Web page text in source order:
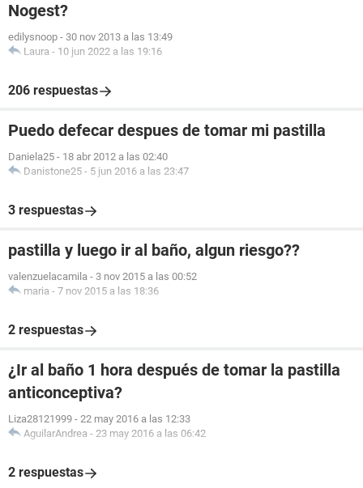
Nogest?
edilysnoop - 30 nov 2013 a las 13:49
Laura - 10 jun 2022 a las 19:16
206 respuestas
Puedo defecar despues de tomar mi pastilla
Daniela25 - 18 abr 2012 a las 02:40
Danistone25 - 5 jun 2016 a las 23:47
3 respuestas
pastilla y luego ir al baño, algun riesgo??
valenzuelacamila - 3 nov 2015 a las 00:52
maria - 7 nov 2015 a las 18:36
2 respuestas
¿Ir al baño 1 hora después de tomar la pastilla
anticonceptiva?
Liza28121999 - 22 may 2016 a las 12:33
AguilarAndrea - 23 may 2016 a las 06:42
2 respuestas